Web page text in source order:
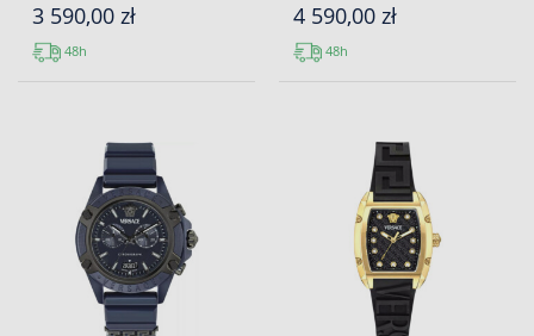
3 590,00 zł
48h
4 590,00 zł
48h